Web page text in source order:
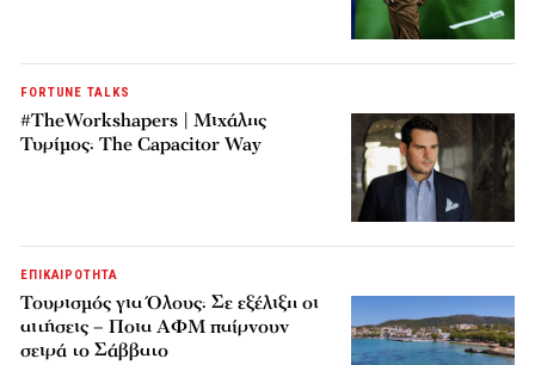
FORTUNE TALKS
#TheWorkshapers | Μιχάλης
Τυρίμος: The Capacitor Way
ΕΠΙΚΑΙΡΟΤΗΤΑ
Τουρισμός για Όλους: Σε εξέλιξη οι
αιτήσεις – Ποια ΑΦΜ παίρνουν
σειρά το Σάββατο